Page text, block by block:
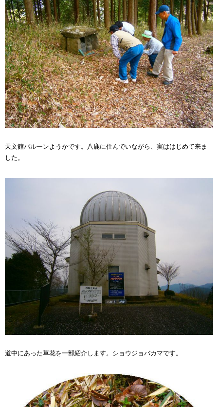
天文館バルーンようかです。八鹿に住んでいながら、実ははじめて来ま
した。
道中にあった草花を一部紹介します。ショウジョバカマです。